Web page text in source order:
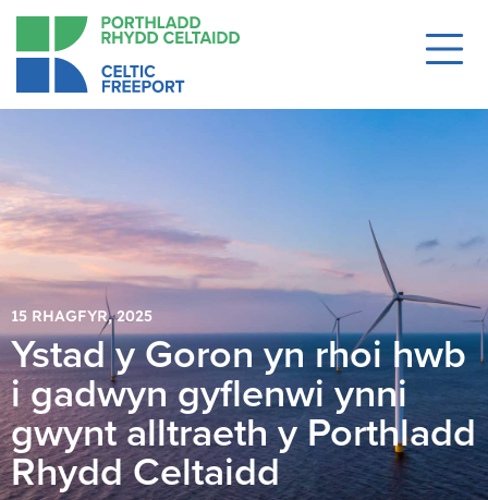
15 RHAGFYR, 2025
Ystad y Goron yn rhoi hwb
i gadwyn gyflenwi ynni
gwynt alltraeth y Porthladd
Rhydd Celtaidd